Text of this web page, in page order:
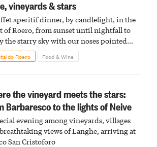
vineyards & stars
aperitif dinner, by candlelight, in the
of Roero, from sunset until nightfall to
the starry sky with our noses pointed
Roero Food & Wine
the vineyard meets the stars:
Barbaresco to the lights of Neive
evening among vineyards, villages
views of Langhe, arriving at
San Cristoforo